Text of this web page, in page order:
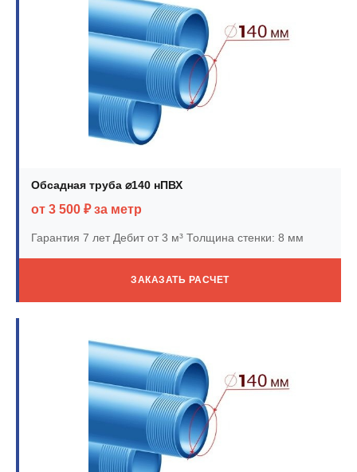
Обсадная труба ⌀140 нПВХ
от 3 500 ₽ за метр
Гарантия 7 летДебит от 3 м³ Толщина стенки: 8 мм
ЗАКАЗАТЬ РАСЧЕТ